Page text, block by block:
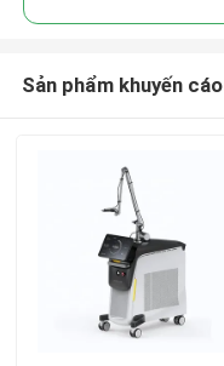
Sản phẩm khuyến cáo